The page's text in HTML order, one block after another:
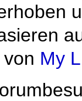
My